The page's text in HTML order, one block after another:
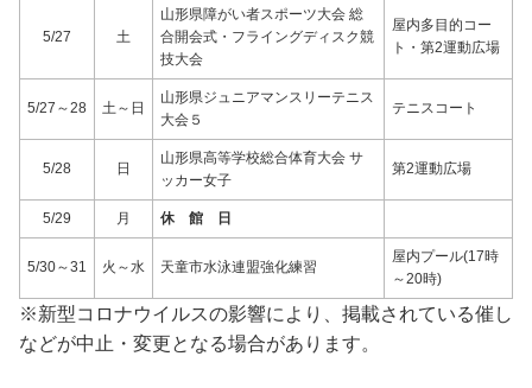
5/27 土
山形県障がい者スポーツ大会 総
合開会式・フライングディスク競
技大会
屋内多目的コー
ト・第2運動広場
5/27～28 土～日
山形県ジュニアマンスリーテニス
大会５
テニスコート
5/28 日
山形県高等学校総合体育大会 サ
ッカー女子
第2運動広場
5/29 月 休 館 日
5/30～31 火～水 天童市水泳連盟強化練習
屋内プール(17時
～20時)
※新型コロナウイルスの影響により、掲載されている催し
などが中止・変更となる場合があります。